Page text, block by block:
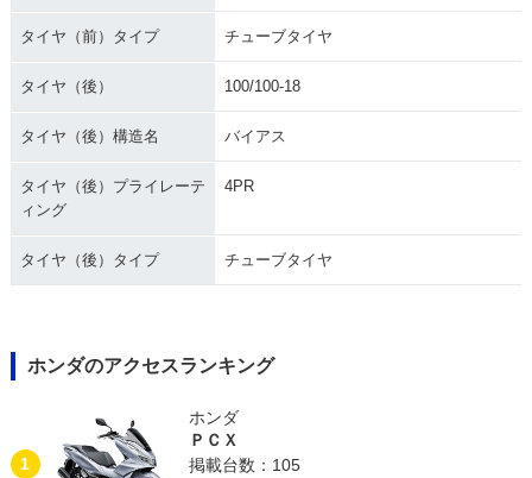
タイヤ（前）タイプ チューブタイヤ
タイヤ（後） 100/100-18
タイヤ（後）構造名 バイアス
タイヤ（後）プライレーテ
ィング
4PR
タイヤ（後）タイプ チューブタイヤ
ホンダのアクセスランキング
1
ホンダ
ＰＣＸ
掲載台数：105